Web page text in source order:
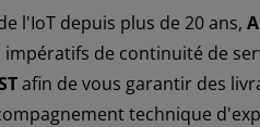
l'IoT depuis plus de 20 ans,
de continuité de
afin de vous garantir des
technique